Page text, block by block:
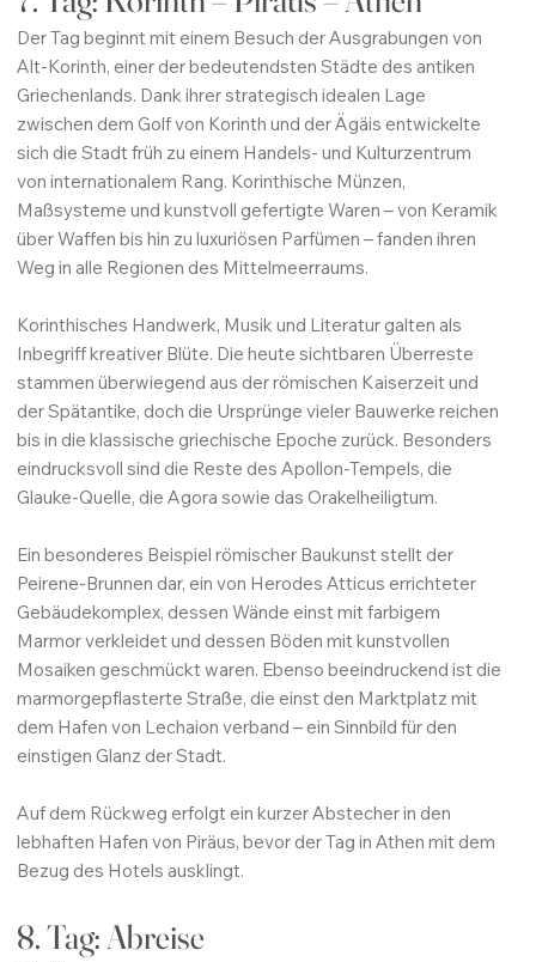
Der Tag beginnt mit einem Besuch der Ausgrabungen von
Alt-Korinth, einer der bedeutendsten Städte des antiken
Griechenlands. Dank ihrer strategisch idealen Lage
zwischen dem Golf von Korinth und der Ägäis entwickelte
sich die Stadt früh zu einem Handels- und Kulturzentrum
von internationalem Rang. Korinthische Münzen,
Maßsysteme und kunstvoll gefertigte Waren – von Keramik
über Waffen bis hin zu luxuriösen Parfümen – fanden ihren
Weg in alle Regionen des Mittelmeerraums.
Korinthisches Handwerk, Musik und Literatur galten als
Inbegriff kreativer Blüte. Die heute sichtbaren Überreste
stammen überwiegend aus der römischen Kaiserzeit und
der Spätantike, doch die Ursprünge vieler Bauwerke reichen
bis in die klassische griechische Epoche zurück. Besonders
eindrucksvoll sind die Reste des Apollon-Tempels, die
Glauke-Quelle, die Agora sowie das Orakelheiligtum.
Ein besonderes Beispiel römischer Baukunst stellt der
Peirene-Brunnen dar, ein von Herodes Atticus errichteter
Gebäudekomplex, dessen Wände einst mit farbigem
Marmor verkleidet und dessen Böden mit kunstvollen
Mosaiken geschmückt waren. Ebenso beeindruckend ist die
marmorgepflasterte Straße, die einst den Marktplatz mit
dem Hafen von Lechaion verband – ein Sinnbild für den
einstigen Glanz der Stadt.
Auf dem Rückweg erfolgt ein kurzer Abstecher in den
lebhaften Hafen von Piräus, bevor der Tag in Athen mit dem
Bezug des Hotels ausklingt.
8. Tag: Abreise